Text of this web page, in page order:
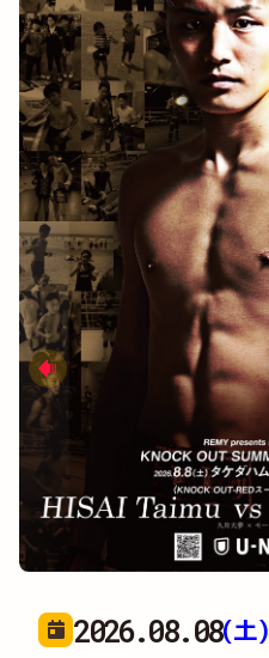
2026.09.05(土)